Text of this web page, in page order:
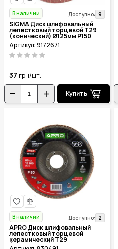
В наличии Доступно: 9
SIGMA Диск шлифовальный
лепестковый торцевой Т29
(конический) Ø125мм P150
9172671
Артикул: 9172671
37 грн/шт.
Купить
В наличии Доступно: 2
APRO Диск шлифовальный
лепестковый торцевой
керамический Т29
(конический) Ø125мм P80